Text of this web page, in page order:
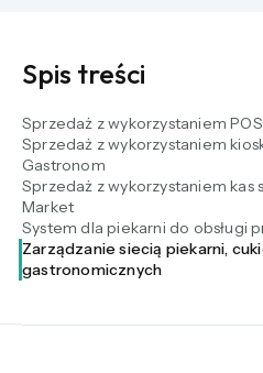
Spis treści
Sprzedaż z wykorzystaniem
Sprzedaż z wykorzystaniem
Gastronom
Sprzedaż z wykorzystaniem kas
Market
System dla piekarni do obsługi
Zarządzanie siecią piekarni,
gastronomicznych